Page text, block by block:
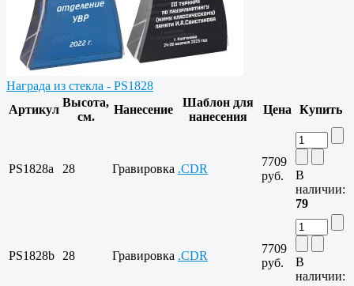
Награда из стекла - PS1828
Артикул
Высота,
см.
Нанесение
Шаблон для
нанесения
Цена Купить
PS1828a 28 Гравировка .CDR
7709
руб.
В
наличии:
79
PS1828b 28 Гравировка .CDR
7709
руб.
В
наличии: